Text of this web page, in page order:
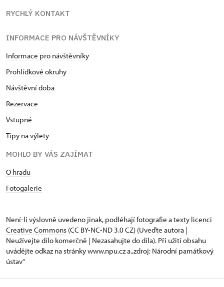
RYCHLÝ KONTAKT
INFORMACE PRO NÁVŠTĚVNÍKY
Informace pro návštěvníky
Prohlídkové okruhy
Návštěvní doba
Rezervace
Vstupné
Tipy na výlety
MOHLO BY VÁS ZAJÍMAT
O hradu
Fotogalerie
Není-li výslovně uvedeno jinak, podléhají fotografie a texty licenci
Creative Commons (CC BY-NC-ND 3.0 CZ) (Uveďte autora |
Neužívejte dílo komerčně | Nezasahujte do díla). Při užití obsahu
uvádějte odkaz na stránky www.npu.cz a „zdroj: Národní památkový
ústav“